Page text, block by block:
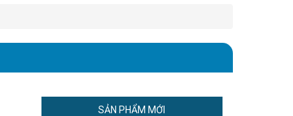
SẢN PHẨM MỚI